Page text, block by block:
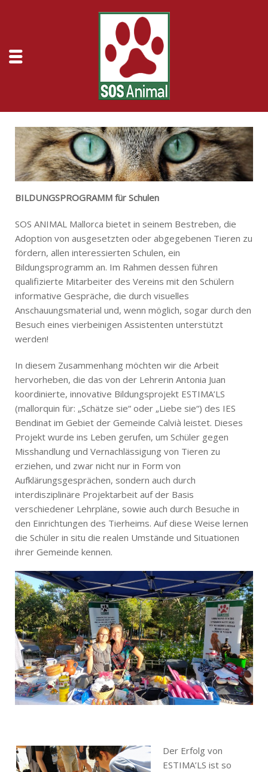
BILDUNGSPROGRAMM für Schulen
SOS ANIMAL Mallorca bietet in seinem Bestreben, die
Adoption von ausgesetzten oder abgegebenen Tieren zu
fördern, allen interessierten Schulen, ein
Bildungsprogramm an. Im Rahmen dessen führen
qualifizierte Mitarbeiter des Vereins mit den Schülern
informative Gespräche, die durch visuelles
Anschauungsmaterial und, wenn möglich, sogar durch den
Besuch eines vierbeinigen Assistenten unterstützt
werden!
In diesem Zusammenhang möchten wir die Arbeit
hervorheben, die das von der Lehrerin Antonia Juan
koordinierte, innovative Bildungsprojekt ESTIMA’LS
(mallorquin für: „Schätze sie“ oder „Liebe sie“) des IES
Bendinat im Gebiet der Gemeinde Calvià leistet. Dieses
Projekt wurde ins Leben gerufen, um Schüler gegen
Misshandlung und Vernachlässigung von Tieren zu
erziehen, und zwar nicht nur in Form von
Aufklärungsgesprächen, sondern auch durch
interdisziplinäre Projektarbeit auf der Basis
verschiedener Lehrpläne, sowie auch durch Besuche in
den Einrichtungen des Tierheims. Auf diese Weise lernen
die Schüler in situ die realen Umstände und Situationen
ihrer Gemeinde kennen.
Der Erfolg von
ESTIMA’LS ist so